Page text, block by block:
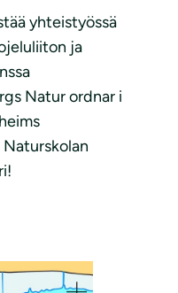
yhteistyössä
ja
Natur ordnar i